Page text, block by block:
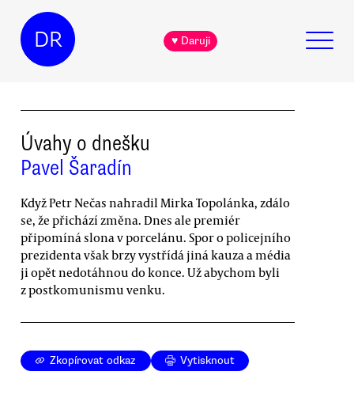
DR ♥ Daruji
Úvahy o dnešku
Pavel Šaradín
Když Petr Nečas nahradil Mirka Topolánka, zdálo
se, že přichází změna. Dnes ale premiér
připomíná slona v porcelánu. Spor o policejního
prezidenta však brzy vystřídá jiná kauza a média
ji opět nedotáhnou do konce. Už abychom byli
z postkomunismu venku.
Zkopírovat odkaz Vytisknout